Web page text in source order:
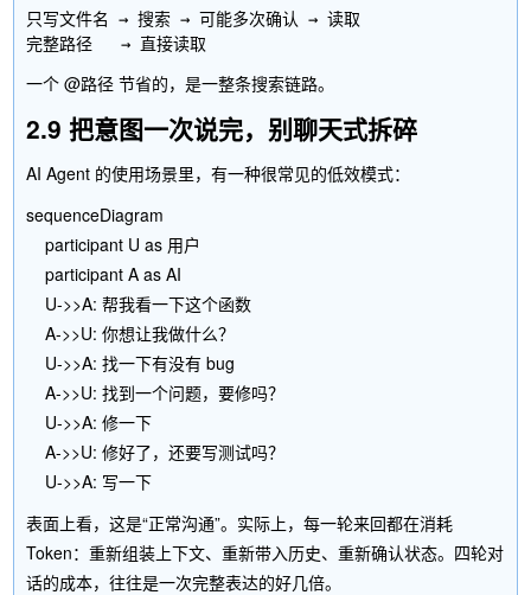
只写文件名 → 搜索 → 可能多次确认 → 读取
一个@路径 节省的，是一整条搜索链路。
2.9 把意图一次说完，别聊天式拆碎
AI Agent 的使用场景里，有一种很常见的低效模式：
sequenceDiagram
    participant U as 用户
    participant A as AI
    A->>U: 你想让我做什么？
    A->>U: 找到一个问题，要修吗？
    A->>U: 修好了，还要写测试吗？
表面上看，这是“正常沟通”。实际上，每一轮来回都在消耗
Token：重新组装上下文、重新带入历史、重新确认状态。四轮对
话的成本，往往是一次完整表达的好几倍。